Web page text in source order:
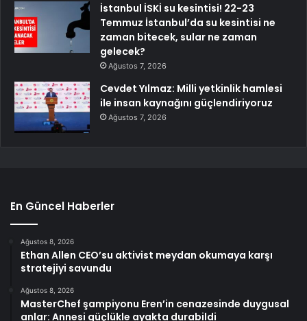
İstanbul İSKİ su kesintisi! 22-23
Temmuz İstanbul’da su kesintisi ne
zaman bitecek, sular ne zaman
gelecek?
Ağustos 7, 2026
Cevdet Yılmaz: Milli yetkinlik hamlesi
ile insan kaynağını güçlendiriyoruz
Ağustos 7, 2026
En Güncel Haberler
Ağustos 8, 2026
Ethan Allen CEO’su aktivist meydan okumaya karşı
stratejiyi savundu
Ağustos 8, 2026
MasterChef şampiyonu Eren’in cenazesinde duygusal
anlar: Annesi güçlükle ayakta durabildi